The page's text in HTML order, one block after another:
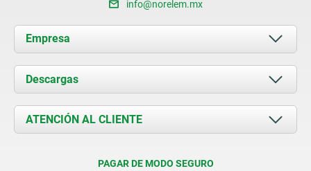
info@norelem.mx
Empresa
Acerca de nosotros
Novedades
Contacto
Descargas
Documents
ATENCIÓN AL CLIENTE
PAGAR DE MODO SEGURO